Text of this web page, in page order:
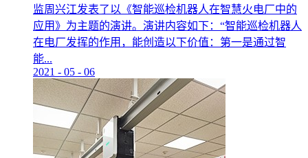
监周兴江发表了以《智能巡检机器人在智慧火电厂中的
应用》为主题的演讲。演讲内容如下：“智能巡检机器人
在电厂发挥的作用，能创造以下价值：第一是通过智
能...
2021 - 05 - 06